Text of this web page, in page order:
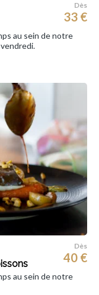
Dès
33 €
au sein de notre
Dès
40 €
au sein de notre